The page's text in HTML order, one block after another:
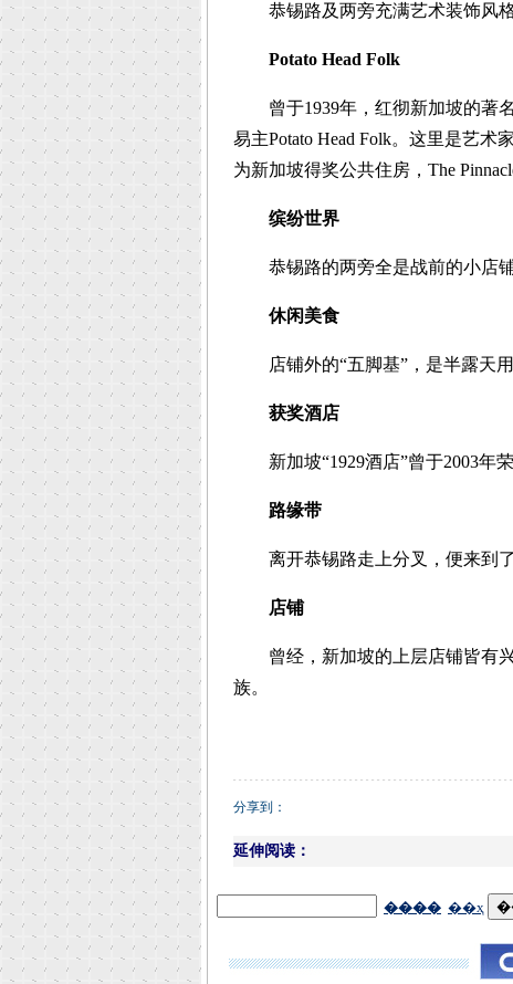
恭锡路及两旁充满艺术装饰风格
Potato Head Folk
曾于1939年，红彻新加坡的著名
易主Potato Head Folk。这里是艺
为新加坡得奖公共住房，The
缤纷世界
恭锡路的两旁全是战前的小店铺
休闲美食
店铺外的“五脚基”，是半露天用
获奖酒店
新加坡“1929酒店”曾于2003年荣
路缘带
离开恭锡路走上分叉，便来到了
店铺
曾经，新加坡的上层店铺皆有兴
族。
分享到：
延伸阅读：